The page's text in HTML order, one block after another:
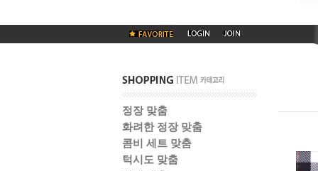
정장 맞춤
화려한 정장 맞춤
콤비 세트 맞춤
턱시도 맞춤